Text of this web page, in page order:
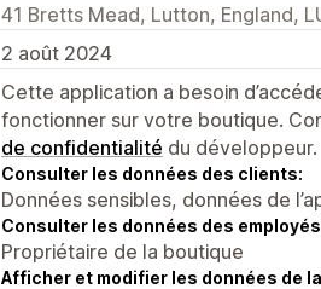
41 Bretts Mead, Lutton, England,
2 août 2024
Cette application a besoin
fonctionner sur votre boutique.
de confidentialité du développeur.
Consulter les données des clients:
Données sensibles, données de
Consulter les données des
Propriétaire de la boutique
Afficher et modifier les données de